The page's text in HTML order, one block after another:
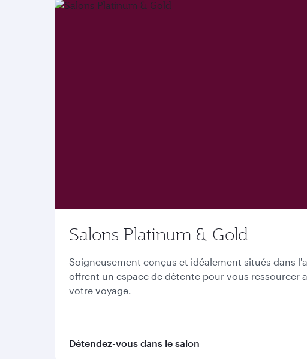
Salons Platinum & Gold
Soigneusement conçus et idéalement situés dans
offrent un espace de détente pour vous ressourcer
votre voyage.
Détendez-vous dans le salon